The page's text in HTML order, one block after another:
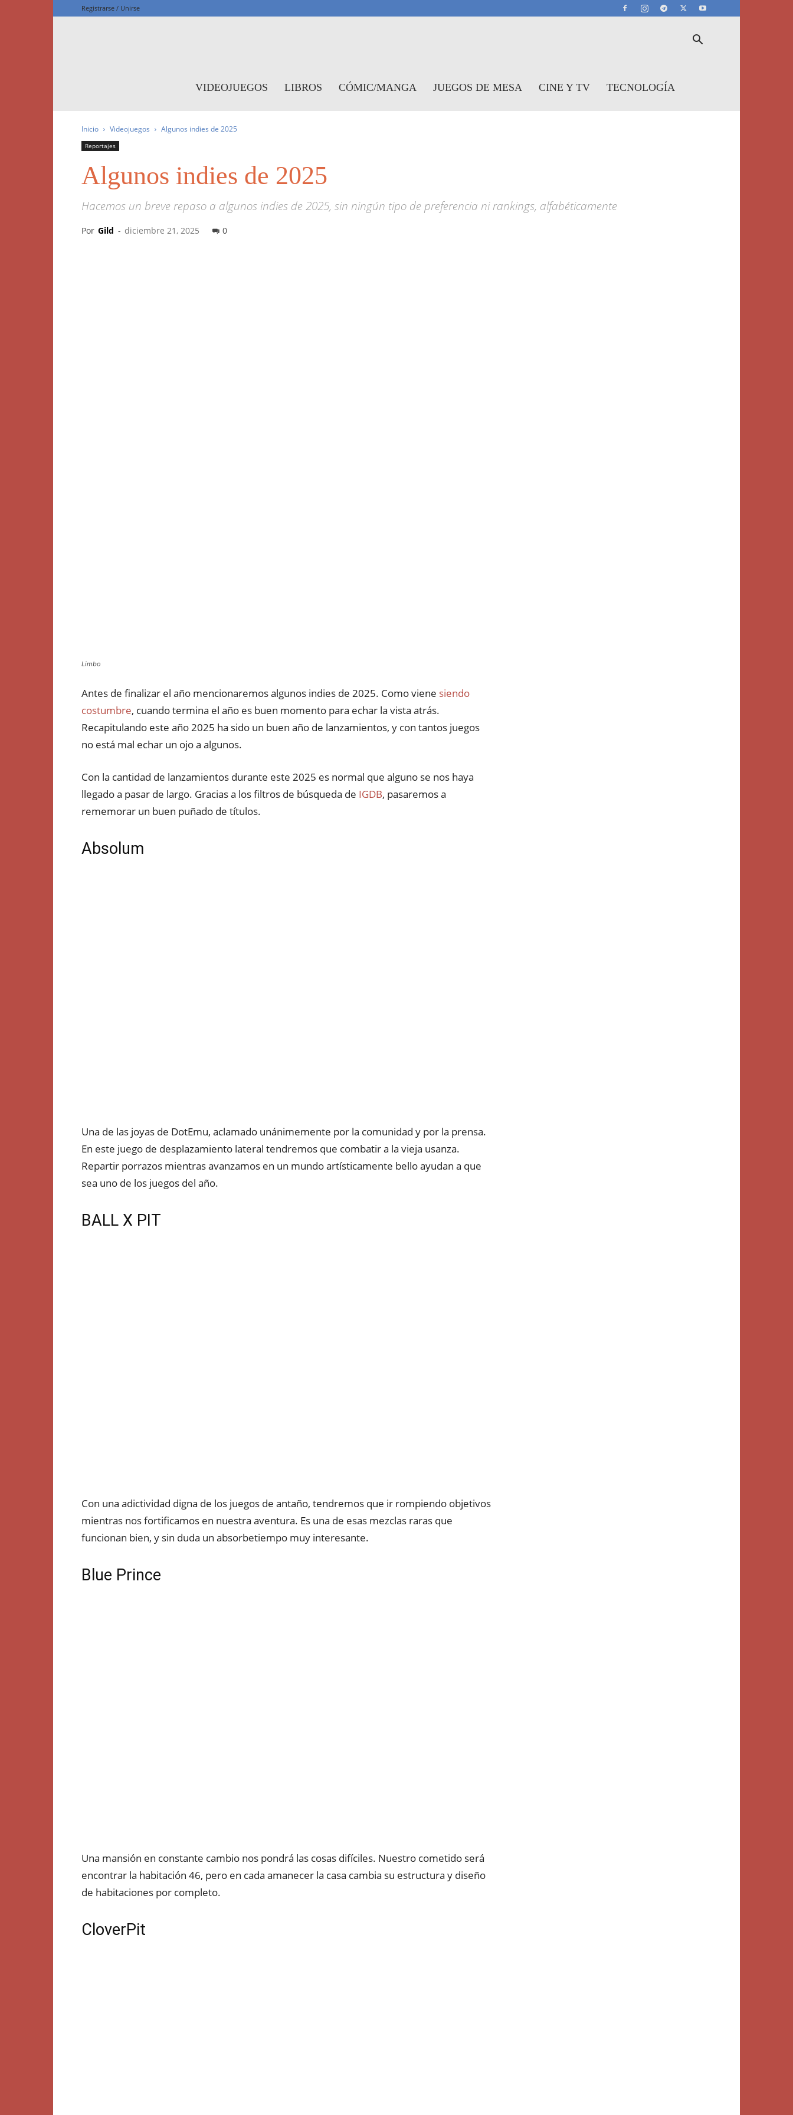
Registrarse / Unirse
VIDEOJUEGOS LIBROS CÓMIC/MANGA JUEGOS DE MESA CINE Y TV TECNOLOGÍA
Inicio Videojuegos Algunos indies de 2025
Reportajes
Algunos indies de 2025
Hacemos un breve repaso a algunos indies de 2025, sin ningún tipo de preferencia ni rankings, alfabéticamente
Por Gild - diciembre 21, 2025 0
Limbo
Antes de finalizar el año mencionaremos algunos indies de 2025. Como viene siendo
costumbre, cuando termina el año es buen momento para echar la vista atrás.
Recapitulando este año 2025 ha sido un buen año de lanzamientos, y con tantos juegos
no está mal echar un ojo a algunos.
Con la cantidad de lanzamientos durante este 2025 es normal que alguno se nos haya
llegado a pasar de largo. Gracias a los filtros de búsqueda de IGDB, pasaremos a
rememorar un buen puñado de títulos.
Absolum
Una de las joyas de DotEmu, aclamado unánimemente por la comunidad y por la prensa.
En este juego de desplazamiento lateral tendremos que combatir a la vieja usanza.
Repartir porrazos mientras avanzamos en un mundo artísticamente bello ayudan a que
sea uno de los juegos del año.
BALL X PIT
Con una adictividad digna de los juegos de antaño, tendremos que ir rompiendo objetivos
mientras nos fortificamos en nuestra aventura. Es una de esas mezclas raras que
funcionan bien, y sin duda un absorbetiempo muy interesante.
Blue Prince
Una mansión en constante cambio nos pondrá las cosas difíciles. Nuestro cometido será
encontrar la habitación 46, pero en cada amanecer la casa cambia su estructura y diseño
de habitaciones por completo.
CloverPit